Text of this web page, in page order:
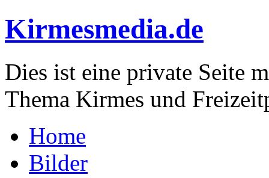
Kirmesmedia.de
Dies ist eine private Seite
Thema Kirmes und
Home
Bilder